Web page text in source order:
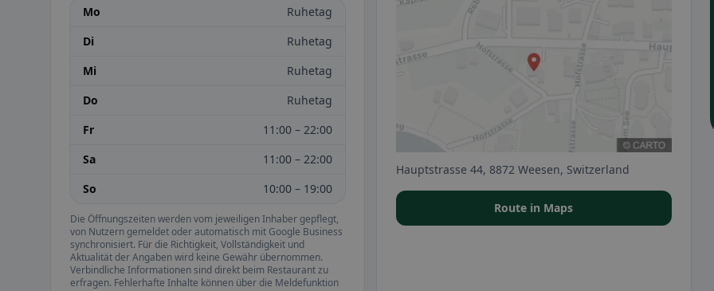
Mo
Ruhetag
Di
Ruhetag
Mi
Ruhetag
Do
Ruhetag
Fr
11:00 – 22:00
Sa
11:00 – 22:00
So
10:00 – 19:00
Die Öffnungszeiten werden vom jeweiligen Inhaber gepflegt,
von Nutzern gemeldet oder automatisch mit Google Business
synchronisiert. Für die Richtigkeit, Vollständigkeit und
Aktualität der Angaben wird keine Gewähr übernommen.
Verbindliche Informationen sind direkt beim Restaurant zu
erfragen. Fehlerhafte Inhalte können über die Meldefunktion
Hauptstrasse 44, 8872 Weesen, Switzerland
Route in Maps